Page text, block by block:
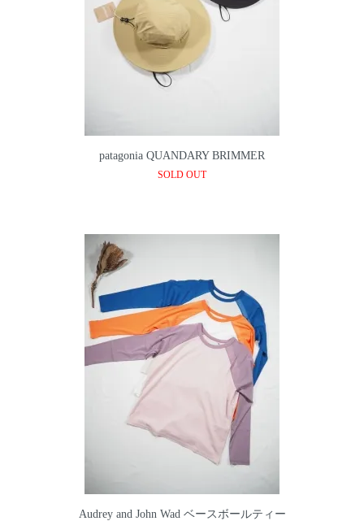
patagonia QUANDARY BRIMMER
SOLD OUT
Audrey and John Wad ベースボールティー